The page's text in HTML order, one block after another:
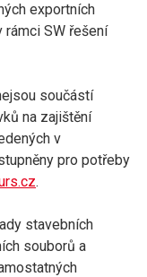
exportních
SW řešení
součástí
na zajištění
v
pro potřeby
.
stavebních
souborů a